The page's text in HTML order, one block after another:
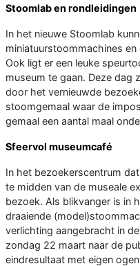
Stoomlab en rondleidingen
In het nieuwe Stoomlab
miniatuurstoommachines
Ook ligt er een leuke
museum te gaan. Deze dag
door het vernieuwde
stoomgemaal waar de
gemaal een aantal maal
Sfeervol museumcafé
In het bezoekerscentrum
te midden van de museale
bezoek. Als blikvanger is in
draaiende
verlichting aangebracht in
zondag 22 maart naar de
eindresultaat met eigen